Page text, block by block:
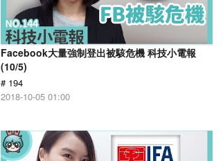
Facebook大量強制登出被駭危機 科技小電報
(10/5)
# 194
2018-10-05 01:00